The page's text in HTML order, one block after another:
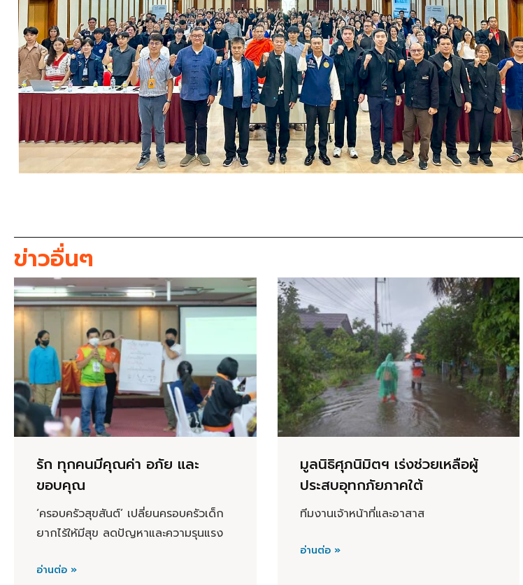
ข่าวอื่นๆ
รัก ทุกคนมีคุณค่า อภัย และ
ขอบคุณ
‘ครอบครัวสุขสันต์’ เปลี่ยนครอบครัวเด็ก
ยากไร้ให้มีสุข ลดปัญหาและความรุนแรง
อ่านต่อ »
มูลนิธิศุภนิมิตฯ เร่งช่วยเหลือผู้
ประสบอุทกภัยภาคใต้
ทีมงานเจ้าหน้าที่และอาสาส
อ่านต่อ »